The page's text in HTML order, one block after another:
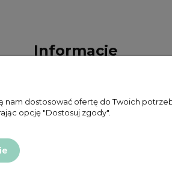
Informacje
Zwroty i reklamacje
dostosować ofertę do Twoich
opcję "Dostosuj zgody".